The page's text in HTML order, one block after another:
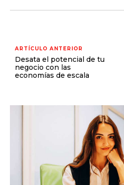
ARTÍCULO ANTERIOR
Desata el potencial de tu
negocio con las
economías de escala